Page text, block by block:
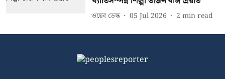
ওয়েব ডেস্ক 05 Jul 2026 2 min read